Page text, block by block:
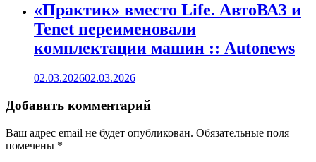
«Практик» вместо Life. АвтоВАЗ и
Tenet переименовали
комплектации машин :: Autonews
02.03.202602.03.2026
Добавить комментарий
Ваш адрес email не будет опубликован. Обязательные поля
помечены *